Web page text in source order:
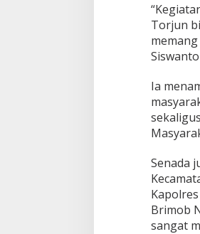
s
y
r
a
a
t
Torjun
Ia
Senada
Brimob
sangat